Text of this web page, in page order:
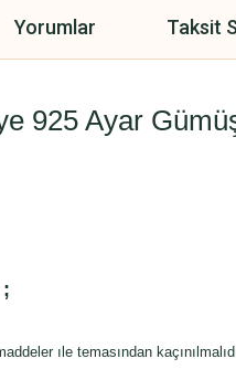
Yorumlar Taksit
925 Ayar
ıle temasından